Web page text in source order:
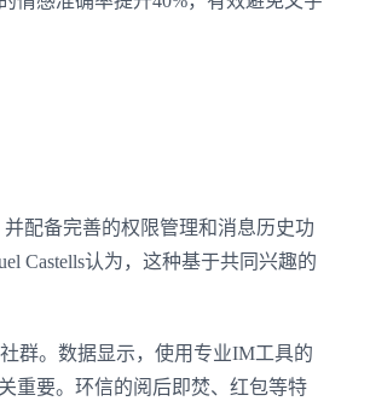
配备完善的权限管理和消息历史功
Castells认为，这种基于共同兴趣的
群。数据显示，使用专业IM工具的
重要。环信的阅后即焚、红包等特